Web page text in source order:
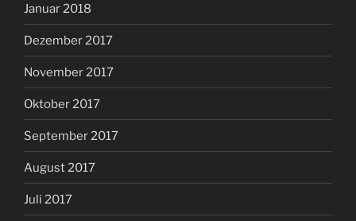
Januar 2018
Dezember 2017
November 2017
Oktober 2017
September 2017
August 2017
Juli 2017